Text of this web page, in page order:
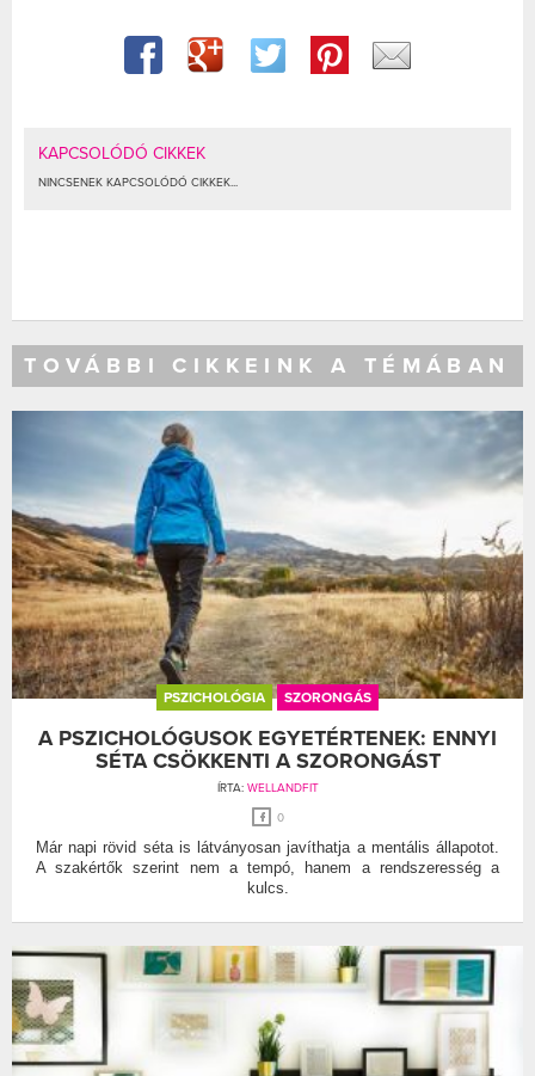
KAPCSOLÓDÓ CIKKEK
NINCSENEK KAPCSOLÓDÓ CIKKEK...
TOVÁBBI CIKKEINK A TÉMÁBAN
PSZICHOLÓGIA SZORONGÁS
A PSZICHOLÓGUSOK EGYETÉRTENEK: ENNYI
SÉTA CSÖKKENTI A SZORONGÁST
ÍRTA: WELLANDFIT
0
Már napi rövid séta is látványosan javíthatja a mentális állapotot.
A szakértők szerint nem a tempó, hanem a rendszeresség a
kulcs.